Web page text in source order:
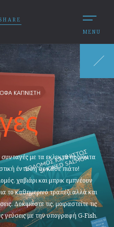
MENU
SHARE
με τα εκλεκτά προϊόντα
ένταση σε κάθε πιάτο!
χαβιάρι και μπρικ εμπνέουν
το καθημερινό τραπέζι αλλά και
Δοκιμάστε τις, μοιραστείτε τις
γεύσεις με την υπογραφή G‑Fish.